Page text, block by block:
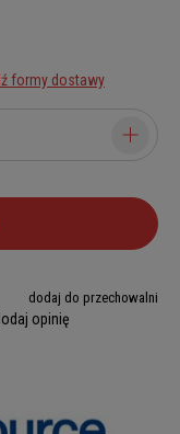
formy dostawy
dodaj do przechowalni
opinię